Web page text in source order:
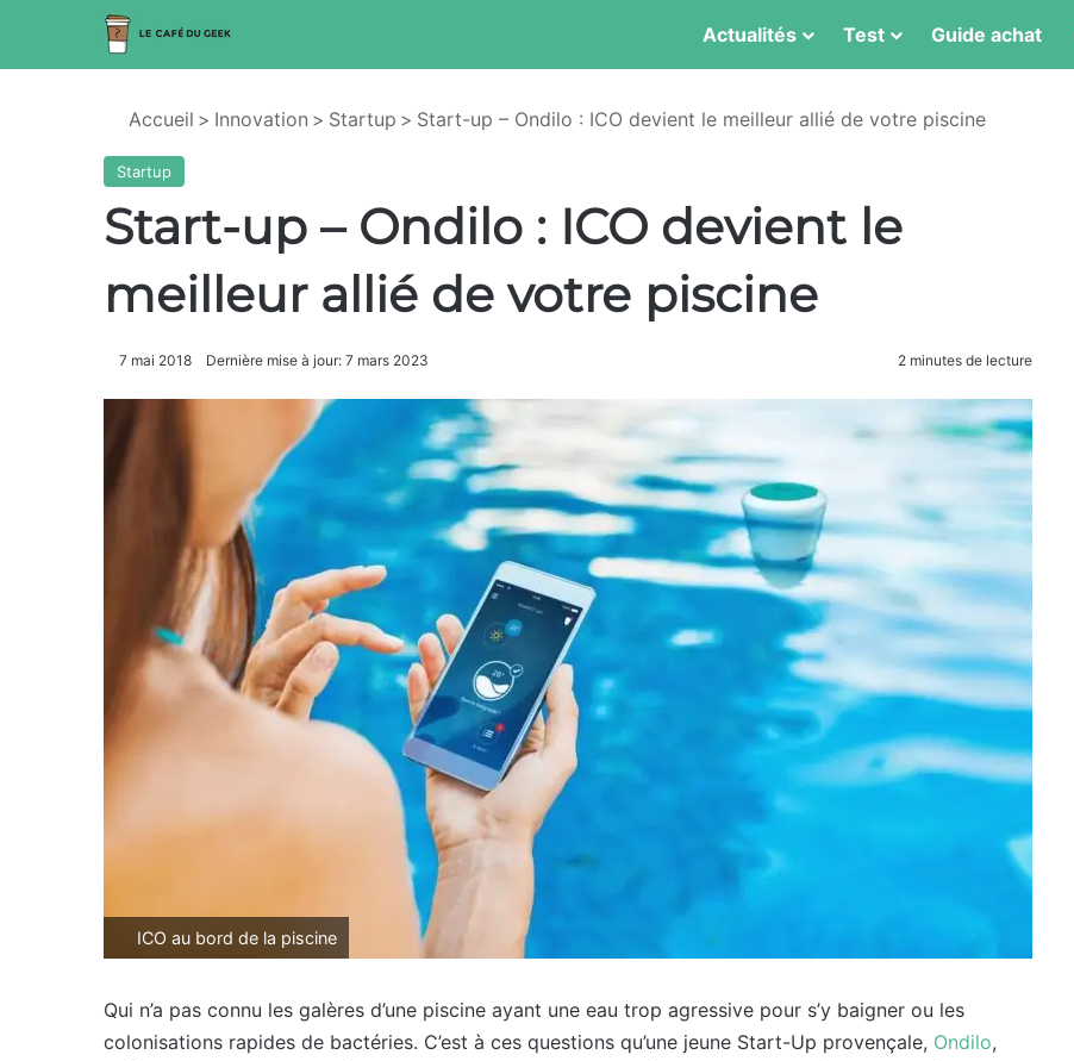
Actualités Test Guide achat
Accueil > Innovation > Startup > Start-up – Ondilo : ICO devient le meilleur allié de votre piscine
Startup
Start-up – Ondilo : ICO devient le
meilleur allié de votre piscine
7 mai 2018 Dernière mise à jour: 7 mars 2023 2 minutes de lecture
ICO au bord de la piscine
Qui n’a pas connu les galères d’une piscine ayant une eau trop agressive pour s’y baigner ou les
colonisations rapides de bactéries. C’est à ces questions qu’une jeune Start-Up provençale, Ondilo,